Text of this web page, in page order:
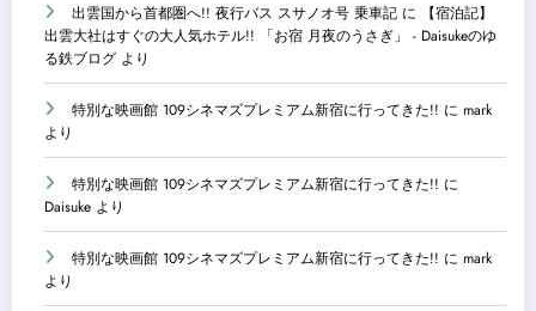
出雲国から首都圏へ!! 夜行バス スサノオ号 乗車記 に
【宿泊記】
出雲大社はすぐの大人気ホテル!! 「お宿 月夜のうさぎ」 - Daisukeのゆ
る鉄ブログ より
特別な映画館 109シネマズプレミアム新宿に行ってきた!! に mark
より
特別な映画館 109シネマズプレミアム新宿に行ってきた!! に
Daisuke より
特別な映画館 109シネマズプレミアム新宿に行ってきた!! に mark
より